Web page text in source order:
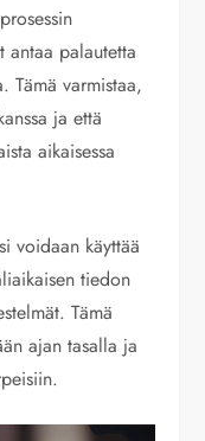
antaa palautetta
Tämä varmistaa,
ja että
aikaisessa
voidaan käyttää
tiedon
Tämä
ajan tasalla ja